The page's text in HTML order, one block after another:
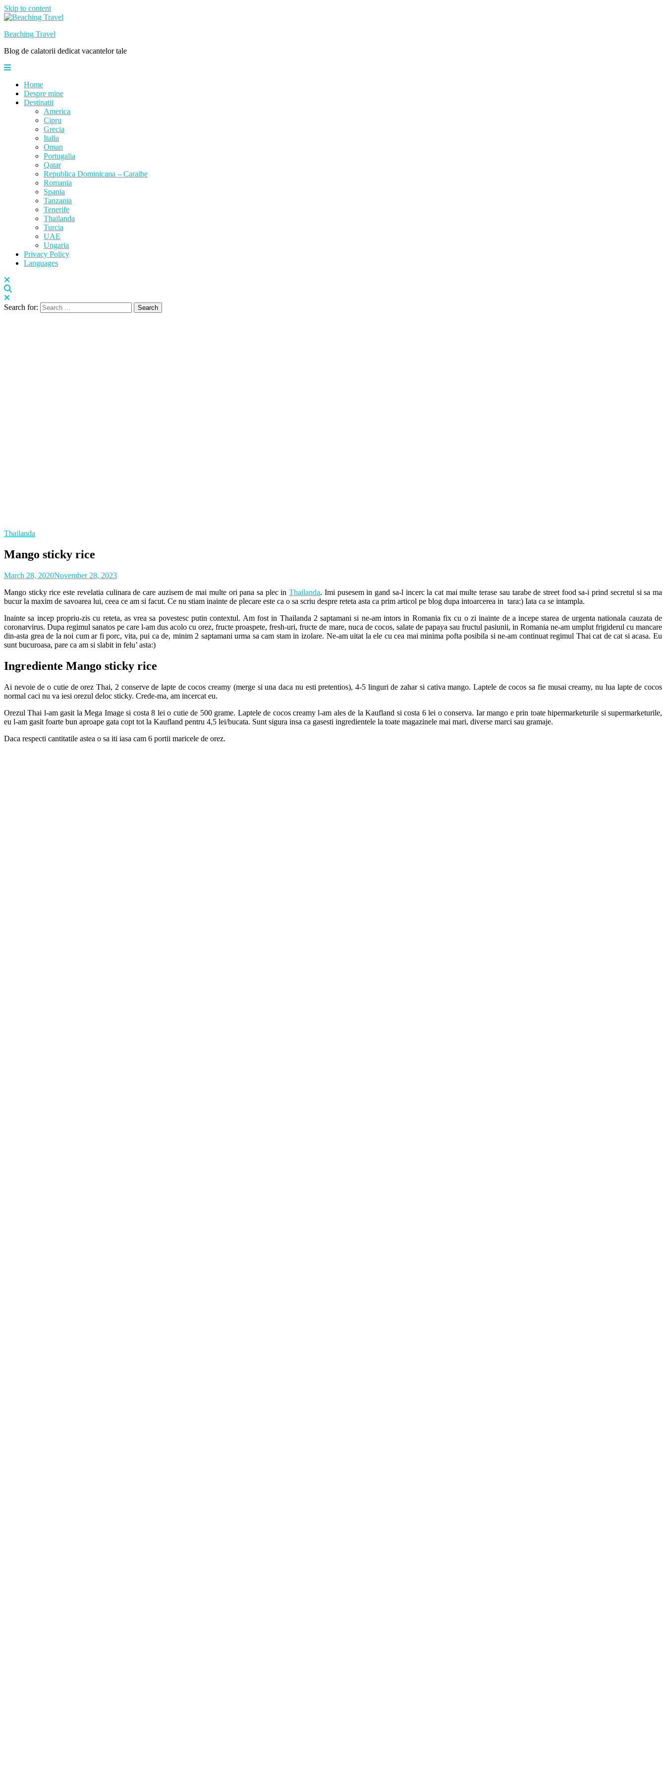
Skip to content
Beaching Travel
Blog de calatorii dedicat vacantelor tale
Home
Despre mine
Destinatii
America
Cipru
Grecia
Italia
Oman
Portugalia
Qatar
Republica Dominicana – Caraibe
Romania
Spania
Tanzania
Tenerife
Thailanda
Turcia
UAE
Ungaria
Privacy Policy
Languages
Search for:
Thailanda
Mango sticky rice
March 28, 2020November 28, 2023
Mango sticky rice este revelatia culinara de care auzisem de mai multe ori pana sa plec inThailanda. Imi pusesem in gand sa-l incerc la cat mai multe terase sau tarabe de street food sa-i prind secretul si sa ma
bucur la maxim de savoarea lui, ceea ce am si facut. Ce nu stiam inainte de plecare este ca o sa scriu despre reteta asta ca prim articol pe blog dupa intoarcerea in tara:) Iata ca se intampla.
Inainte sa incep propriu-zis cu reteta, as vrea sa povestesc putin contextul. Am fost in Thailanda 2 saptamani si ne-am intors in Romania fix cu o zi inainte de a incepe starea de urgenta nationala cauzata de
coronarvirus. Dupa regimul sanatos pe care l-am dus acolo cu orez, fructe proaspete, fresh-uri, fructe de mare, nuca de cocos, salate de papaya sau fructul pasiunii, in Romania ne-am umplut frigiderul cu mancare
din-asta grea de la noi cum ar fi porc, vita, pui ca de, minim 2 saptamani urma sa cam stam in izolare. Ne-am uitat la ele cu cea mai minima pofta posibila si ne-am continuat regimul Thai cat de cat si acasa. Eu
sunt bucuroasa, pare ca am si slabit in felu’ asta:)
Ingrediente Mango sticky rice
Ai nevoie de o cutie de orez Thai, 2 conserve de lapte de cocos creamy (merge si una daca nu esti pretentios), 4-5 linguri de zahar si cativa mango. Laptele de cocos sa fie musai creamy, nu lua lapte de cocos
normal caci nu va iesi orezul deloc sticky. Crede-ma, am incercat eu.
Orezul Thai l-am gasit la Mega Image si costa 8 lei o cutie de 500 grame. Laptele de cocos creamy l-am ales de la Kaufland si costa 6 lei o conserva. Iar mango e prin toate hipermarketurile si supermarketurile,
eu l-am gasit foarte bun aproape gata copt tot la Kaufland pentru 4,5 lei/bucata. Sunt sigura insa ca gasesti ingredientele la toate magazinele mai mari, diverse marci sau gramaje.
Daca respecti cantitatile astea o sa iti iasa cam 6 portii maricele de orez.